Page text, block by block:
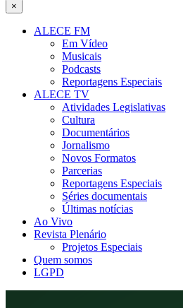
×
ALECE FM
Em Vídeo
Musicais
Podcasts
Reportagens Especiais
ALECE TV
Atividades Legislativas
Cultura
Documentários
Jornalismo
Novos Formatos
Parcerias
Reportagens Especiais
Séries documentais
Últimas notícias
Ao Vivo
Revista Plenário
Projetos Especiais
Quem somos
LGPD